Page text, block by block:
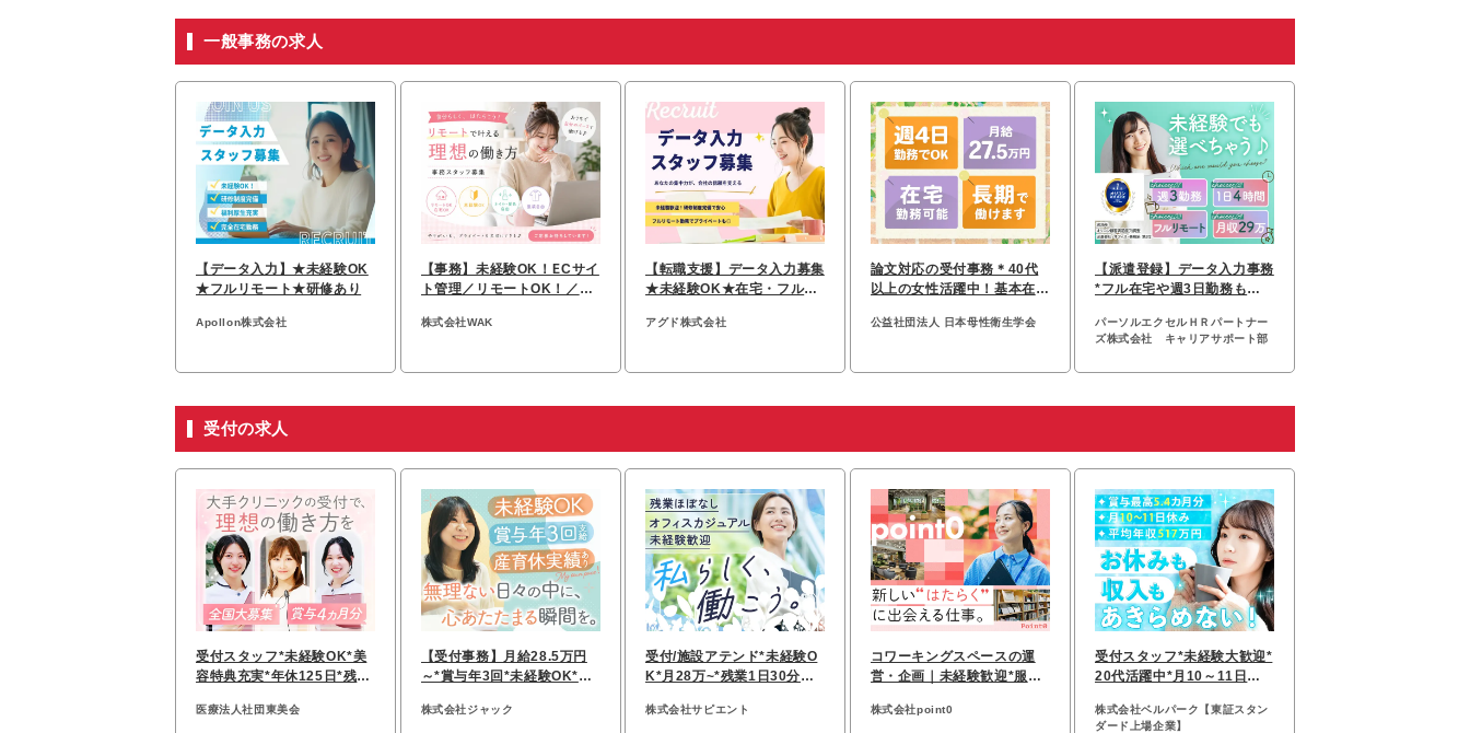
一般事務の求人
【データ入力】★未経験OK
★フルリモート★研修あり
Apollon株式会社
【事務】未経験OK！ECサイ
ト管理／リモートOK！／月
株式会社WAK
【転職支援】データ入力募集
★未経験OK★在宅・フルリ
アグド株式会社
論文対応の受付事務＊40代
以上の女性活躍中！基本在宅
公益社団法人 日本母性衛生学会
【派遣登録】データ入力事務
*フル在宅や週3日勤務も可*
パーソルエクセルＨＲパートナー
ズ株式会社 キャリアサポート部
受付の求人
受付スタッフ*未経験OK*美
容特典充実*年休125日*残業
医療法人社団東美会
【受付事務】月給28.5万円
～*賞与年3回*未経験OK*残
株式会社ジャック
受付/施設アテンド*未経験O
K*月28万~*残業1日30分未
株式会社サピエント
コワーキングスペースの運
営・企画｜未経験歓迎*服装
株式会社point0
受付スタッフ*未経験大歓迎*
20代活躍中*月10～11日休
株式会社ベルパーク【東証スタン
ダード上場企業】